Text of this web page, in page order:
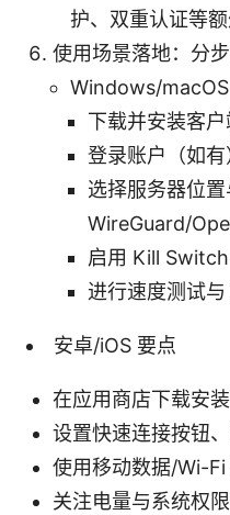
护、双重认证等额
使用场景落地：分
Windows/
下载并安装客户
登录账户（如有
选择服务器位
WireGuard/
启用 Kill
进行速度测试与
安卓/iOS 要点
在应用商店下载安
设置快速连接按钮
使用移动数据/Wi-
关注电量与系统权